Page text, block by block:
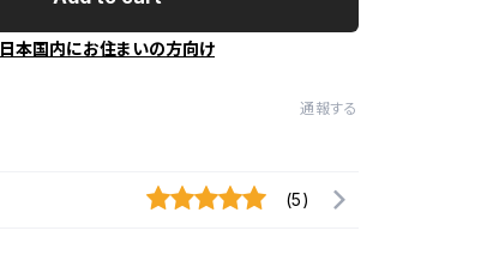
日本国内にお住まいの方向け
通報する
(5)